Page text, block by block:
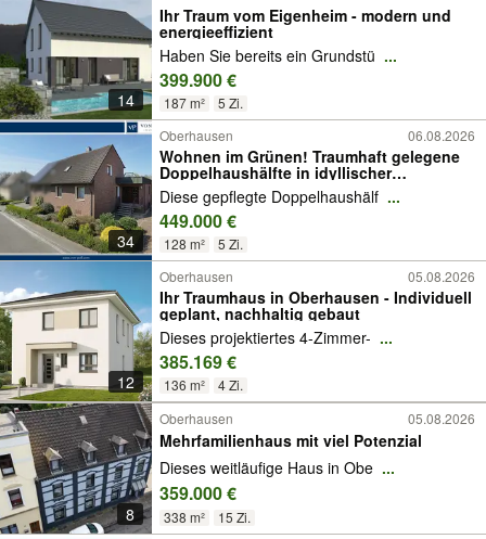
14
Ihr Traum vom Eigenheim - modern und
energieeffizient
Haben Sie bereits ein Grundstü ...
399.900 €
187 m² 5 Zi.
34
Oberhausen 06.08.2026
Wohnen im Grünen! Traumhaft gelegene
Doppelhaushälfte in idyllischer
Naturkulisse
Diese gepflegte Doppelhaushälf ...
449.000 €
128 m² 5 Zi.
12
Oberhausen 05.08.2026
Ihr Traumhaus in Oberhausen - Individuell
geplant, nachhaltig gebaut
Dieses projektiertes 4-Zimmer- ...
385.169 €
136 m² 4 Zi.
8
Oberhausen 05.08.2026
Mehrfamilienhaus mit viel Potenzial
Dieses weitläufige Haus in Obe ...
359.000 €
338 m² 15 Zi.